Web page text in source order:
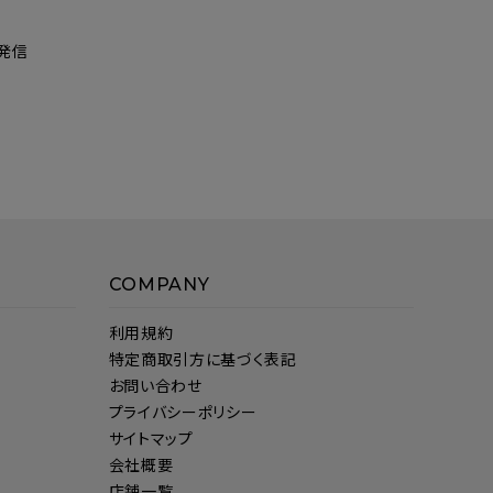
信
COMPANY
利用規約
特定商取引方に基づく表記
お問い合わせ
プライバシーポリシー
サイトマップ
会社概要